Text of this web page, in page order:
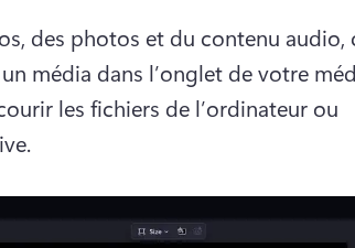
des photos et du contenu audio,
média dans l’onglet de votre
les fichiers de l’ordinateur ou